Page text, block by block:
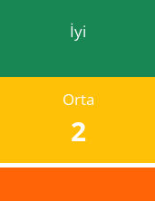
İyi
Orta
2